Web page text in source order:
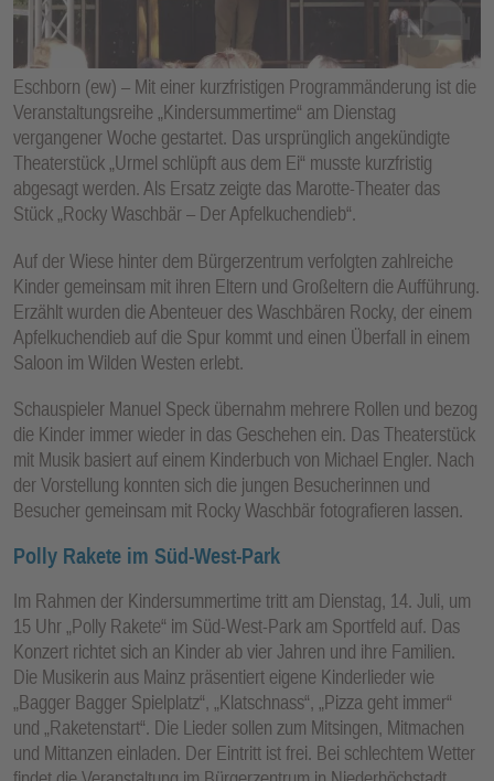
Eschborn (ew) – Mit einer kurzfristigen Programmänderung ist die
Veranstaltungsreihe „Kindersummertime“ am Dienstag
vergangener Woche gestartet. Das ursprünglich angekündigte
Theaterstück „Urmel schlüpft aus dem Ei“ musste kurzfristig
abgesagt werden. Als Ersatz zeigte das Marotte-Theater das
Stück „Rocky Waschbär – Der Apfelkuchendieb“.
Auf der Wiese hinter dem Bürgerzentrum verfolgten zahlreiche
Kinder gemeinsam mit ihren Eltern und Großeltern die Aufführung.
Erzählt wurden die Abenteuer des Waschbären Rocky, der einem
Apfelkuchendieb auf die Spur kommt und einen Überfall in einem
Saloon im Wilden Westen erlebt.
Schauspieler Manuel Speck übernahm mehrere Rollen und bezog
die Kinder immer wieder in das Geschehen ein. Das Theaterstück
mit Musik basiert auf einem Kinderbuch von Michael Engler. Nach
der Vorstellung konnten sich die jungen Besucherinnen und
Besucher gemeinsam mit Rocky Waschbär fotografieren lassen.
Polly Rakete im Süd-West-Park
Im Rahmen der Kindersummertime tritt am Dienstag, 14. Juli, um
15 Uhr „Polly Rakete“ im Süd-West-Park am Sportfeld auf. Das
Konzert richtet sich an Kinder ab vier Jahren und ihre Familien.
Die Musikerin aus Mainz präsentiert eigene Kinderlieder wie
„Bagger Bagger Spielplatz“, „Klatschnass“, „Pizza geht immer“
und „Raketenstart“. Die Lieder sollen zum Mitsingen, Mitmachen
und Mittanzen einladen. Der Eintritt ist frei. Bei schlechtem Wetter
N